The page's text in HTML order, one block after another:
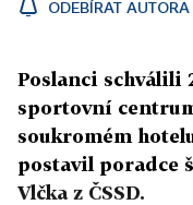
ODEBÍRAT AUTORA
Poslanci schválili
sportovní
soukromém
postavil poradce
Vlčka z ČSSD.